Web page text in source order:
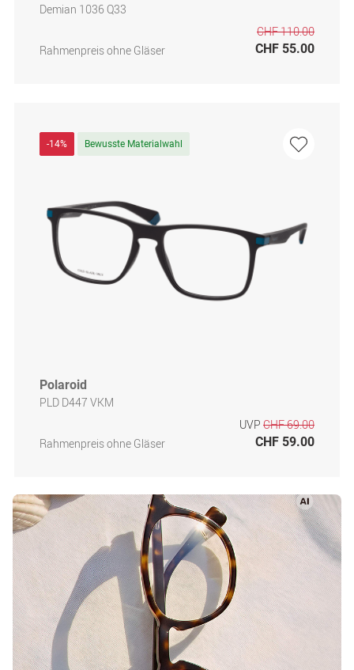
Demian 1036 Q33
Rahmenpreis ohne Gläser
CHF 110.00
CHF 55.00
-14% Bewusste Materialwahl
Polaroid
PLD D447 VKM
Rahmenpreis ohne Gläser
UVP CHF 69.00
CHF 59.00